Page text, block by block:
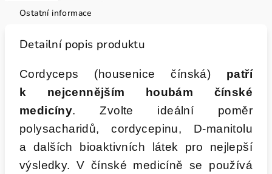
Ostatní informace
Detailní popis produktu
Cordyceps (housenice čínská) patří
k nejcennějším houbám čínské
medicíny. Zvolte ideální poměr
polysacharidů, cordycepinu, D-manitolu
a dalších bioaktivních látek pro nejlepší
výsledky. V čínské medicíně se používá